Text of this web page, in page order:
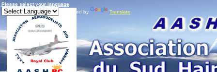
Please select your language
Powered by
Translate